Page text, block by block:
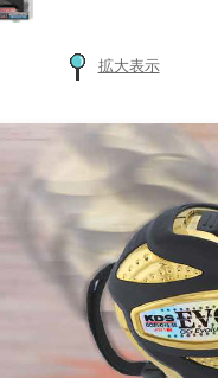
拡大表示